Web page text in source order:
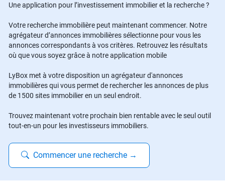
Une application pour l’investissement immobilier et la recherche ?
Votre recherche immobilière peut maintenant commencer. Notre
agrégateur d’annonces immobilières sélectionne pour vous les
annonces correspondants à vos critères. Retrouvez les résultats
où que vous soyez grâce à notre application mobile
LyBox met à votre disposition un agrégateur d'annonces
immobilières qui vous permet de rechercher les annonces de plus
de 1500 sites immobilier en un seul endroit.
Trouvez maintenant votre prochain bien rentable avec le seul outil
tout-en-un pour les investisseurs immobiliers.
Commencer une recherche →